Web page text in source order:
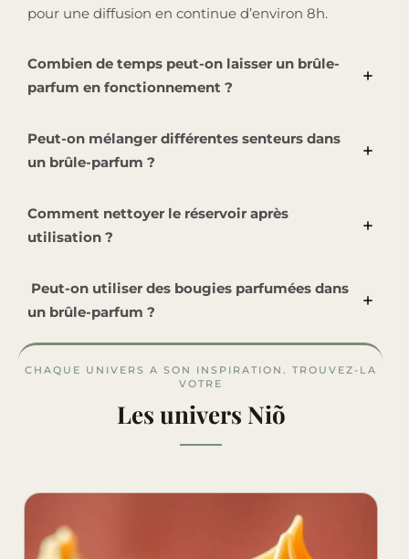
pour une diffusion en continue d’environ 8h.
Combien de temps peut-on laisser un brûle-
parfum en fonctionnement ?
Peut-on mélanger différentes senteurs dans
un brûle-parfum ?
Comment nettoyer le réservoir après
utilisation ?
Peut-on utiliser des bougies parfumées dans
un brûle-parfum ?
CHAQUE UNIVERS A SON INSPIRATION. TROUVEZ-LA
VOTRE
Les univers Niõ